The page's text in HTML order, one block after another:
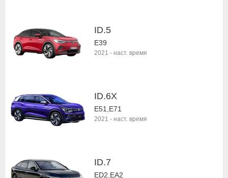
ID.5
E39
2021 - наст. время
ID.6X
E51,E71
2021 - наст. время
ID.7
ED2,EA2